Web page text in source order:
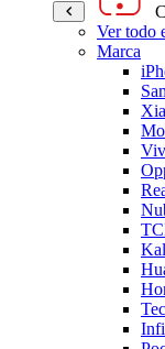
Ver todo
Marca